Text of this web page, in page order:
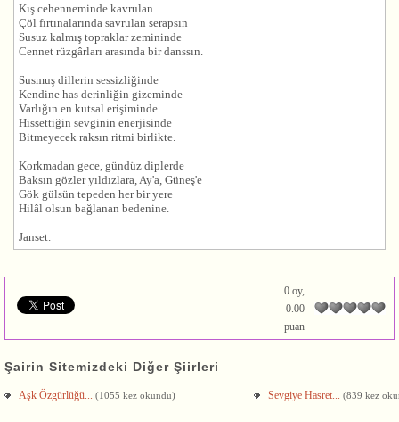
Kış cehenneminde kavrulan
Çöl fırtınalarında savrulan serapsın
Susuz kalmış topraklar zemininde
Cennet rüzgârları arasında bir danssın.
Susmuş dillerin sessizliğinde
Kendine has derinliğin gizeminde
Varlığın en kutsal erişiminde
Hissettiğin sevginin enerjisinde
Bitmeyecek raksın ritmi birlikte.
Korkmadan gece, gündüz diplerde
Baksın gözler yıldızlara, Ay'a, Güneş'e
Gök gülsün tepeden her bir yere
Hilâl olsun bağlanan bedenine.
Janset.
0 oy,
0.00
puan
Şairin Sitemizdeki Diğer Şiirleri
Aşk Özgürlüğü... (1055 kez okundu) Sevgiye Hasret... (839 kez